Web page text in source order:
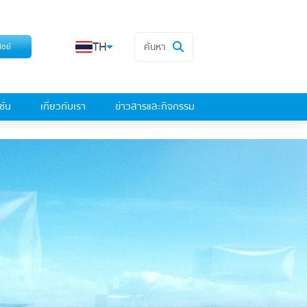
ย์ TH ค้นหา
น เกี่ยวกับเรา ข่าวสารและกิจกรรม